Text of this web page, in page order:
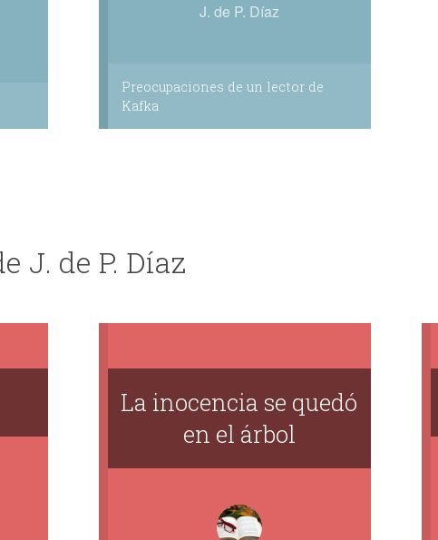
J. de P. Díaz
Preocupaciones de un lector de
Kafka
J. de P. Díaz
La inocencia se quedó
en el árbol